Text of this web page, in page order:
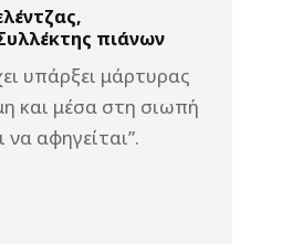
πιάνων
υπάρξει μάρτυρας
και μέσα στη σιωπή
να αφηγείται”.